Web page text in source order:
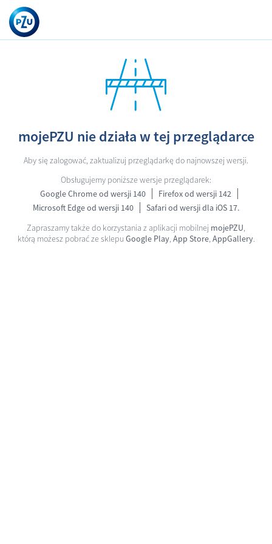
mojePZU nie działa w tej przeglądarce
Aby się zalogować, zaktualizuj przeglądarkę do najnowszej wersji.
Obsługujemy poniższe wersje przeglądarek:
Google Chrome od wersji 140
Firefox od wersji 142
Microsoft Edge od wersji 140
Safari od wersji dla iOS 17.
Zapraszamy także do korzystania z aplikacji mobilnej mojePZU,
którą możesz pobrać ze sklepu Google Play,App Store,AppGallery.